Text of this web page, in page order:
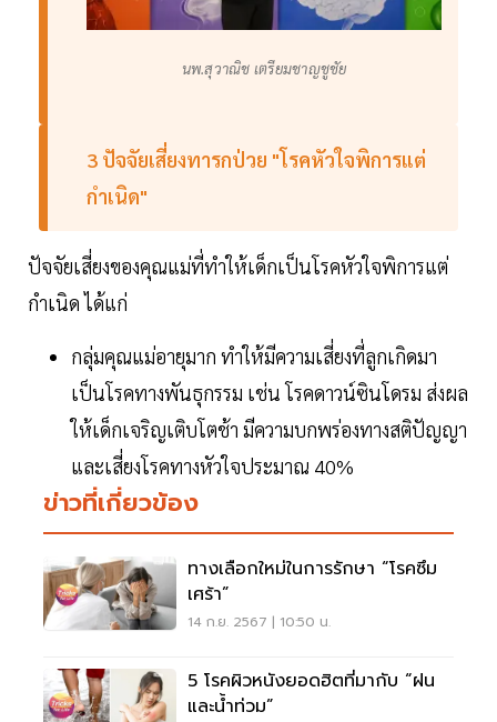
นพ.สุวาณิช เตรียมชาญชูชัย
3 ปัจจัยเสี่ยงทารกป่วย "โรคหัวใจพิการแต่
กำเนิด"
ปัจจัยเสี่ยงของคุณแม่ที่ทำให้เด็กเป็นโรคหัวใจพิการแต่
กำเนิด ได้แก่
กลุ่มคุณแม่อายุมาก ทำให้มีความเสี่ยงที่ลูกเกิดมา
เป็นโรคทางพันธุกรรม เช่น โรคดาวน์ซินโดรม ส่งผล
ให้เด็กเจริญเติบโตช้า มีความบกพร่องทางสติปัญญา
และเสี่ยงโรคทางหัวใจประมาณ 40%
ข่าวที่เกี่ยวข้อง
ทางเลือกใหม่ในการรักษา “โรคซึม
เศร้า”
14 ก.ย. 2567 | 10:50 น.
5 โรคผิวหนังยอดฮิตที่มากับ “ฝน
และน้ำท่วม”